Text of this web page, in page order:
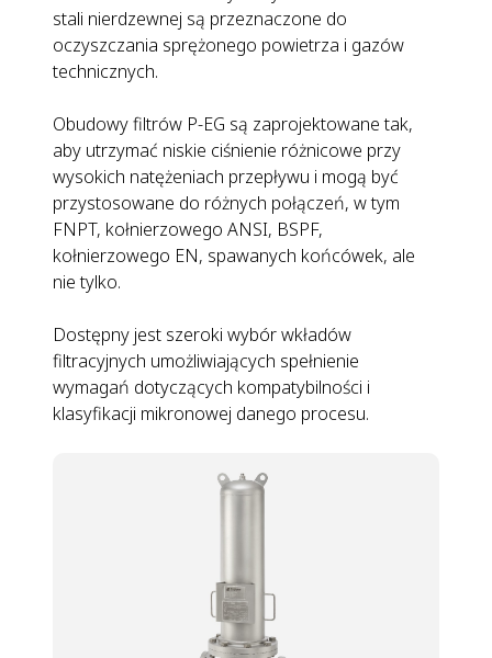
stali nierdzewnej są przeznaczone do
oczyszczania sprężonego powietrza i gazów
technicznych.
Obudowy filtrów P-EG są zaprojektowane tak,
aby utrzymać niskie ciśnienie różnicowe przy
wysokich natężeniach przepływu i mogą być
przystosowane do różnych połączeń, w tym
FNPT, kołnierzowego ANSI, BSPF,
kołnierzowego EN, spawanych końcówek, ale
nie tylko.
Dostępny jest szeroki wybór wkładów
filtracyjnych umożliwiających spełnienie
wymagań dotyczących kompatybilności i
klasyfikacji mikronowej danego procesu.